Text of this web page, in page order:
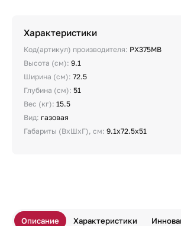
Характеристики
Код(артикул) производителя: PX375MB
Высота (см): 9.1
Ширина (см): 72.5
Глубина (см): 51
Вес (кг): 15.5
Вид: газовая
Габариты (ВхШхГ), см: 9.1х72.5х51
Описание Характеристики